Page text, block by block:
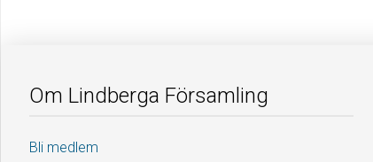
Om Lindberga Församling
Bli medlem